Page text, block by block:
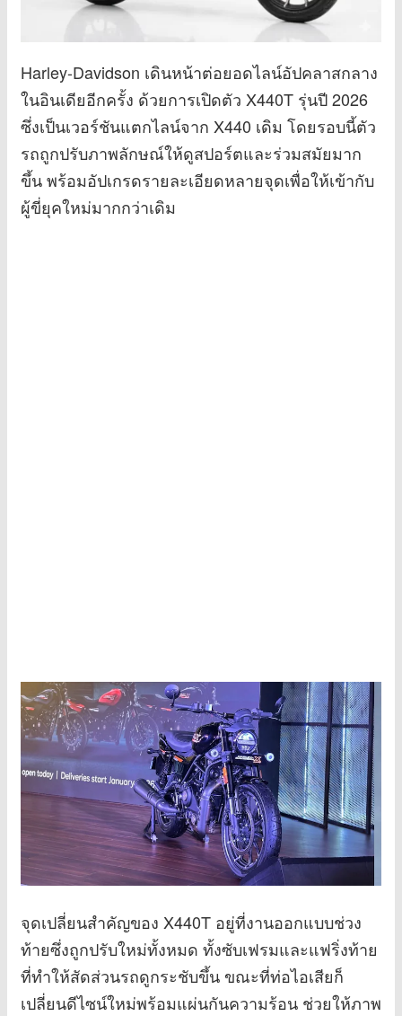
Harley-Davidson เดินหน้าต่อยอดไลน์อัปคลาสกลาง
ในอินเดียอีกครั้ง ด้วยการเปิดตัว X440T รุ่นปี 2026
ซึ่งเป็นเวอร์ชันแตกไลน์จาก X440 เดิม โดยรอบนี้ตัว
รถถูกปรับภาพลักษณ์ให้ดูสปอร์ตและร่วมสมัยมาก
ขึ้น พร้อมอัปเกรดรายละเอียดหลายจุดเพื่อให้เข้ากับ
ผู้ขี่ยุคใหม่มากกว่าเดิม
จุดเปลี่ยนสำคัญของ X440T อยู่ที่งานออกแบบช่วง
ท้ายซึ่งถูกปรับใหม่ทั้งหมด ทั้งซับเฟรมและแฟริ่งท้าย
ที่ทำให้สัดส่วนรถดูกระชับขึ้น ขณะที่ท่อไอเสียก็
เปลี่ยนดีไซน์ใหม่พร้อมแผ่นกันความร้อน ช่วยให้ภาพ